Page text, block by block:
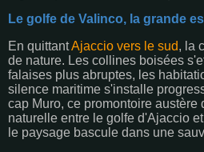
Le golfe de Valinco, la grande
En quittantAjaccio vers le sud, la
de nature. Les collines boisées
falaises plus abruptes, les
silence maritime s'installe
cap Muro, ce promontoire austère
naturelle entre le golfe d'Ajaccio
le paysage bascule dans une